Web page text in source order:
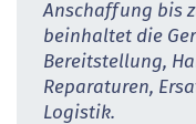
Anschaffung bis
beinhaltet die
Bereitstellung,
Reparaturen,
Logistik.